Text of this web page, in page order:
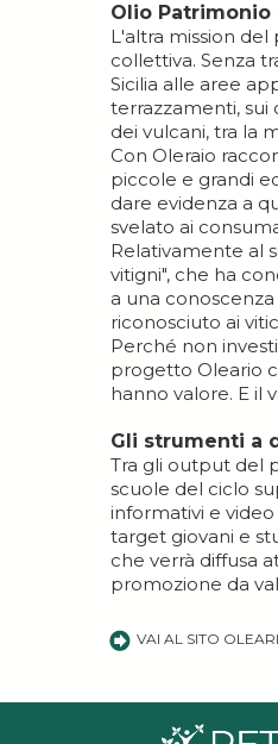
Olio
L'altra mission
collettiva. Senza
Sicilia alle aree
terrazzamenti, sui
dei vulcani, tra la
Con Oleraio
piccole e grandi
dare evidenza a
svelato ai
Relativamente al
vitigni", che ha
a una
riconosciuto ai
Perché non
progetto Oleario
hanno valore. E il
Gli strumenti a
Tra gli output del
scuole del ciclo
informativi e
target giovani e
che verrà diffusa
promozione da
VAI AL SITO